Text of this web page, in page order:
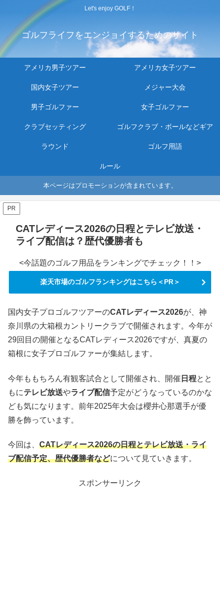
Let's enjoy GOLF！
ゴルフライフをエンジョイするためのサイト
アメリカ男子ツアー アメリカ女子ツアー
国内女子ツアー メジャー大会
男子ゴルファー 女子ゴルファー
クラブセッティング ゴルフクラブ・ボールなどギア
ラウンド ゴルフ用語
ルール
本ページはプロモーションが含まれています。
PR
CATレディース2026の日程とテレビ放送・
ライブ配信は？歴代優勝者も
<今話題のゴルフ用品をランキングでチェック！！>
楽天市場のゴルフランキングはこちら＜PR＞
国内女子プロゴルフツアーのCATレディース2026が、神
奈川県の大箱根カントリークラブで開催されます。今年が
29回目の開催となるCATレディース2026ですが、真夏の
箱根に女子プロゴルファーが集結します。
今年ももちろん有観客試合として開催され、開催 日程とと
もにテレビ放送やライブ配信予定がどうなっているのかな
ども気になります。前年2025年大会は櫻井心那選手が優
勝を飾っています。
今回は、 CATレディース2026の日程とテレビ放送・ライ
ブ配信予定、歴代優勝者などについて見ていきます。
スポンサーリンク